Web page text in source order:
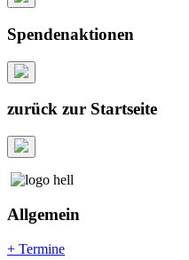
Spendenaktionen
zurück zur Startseite
Allgemein
+ Termine